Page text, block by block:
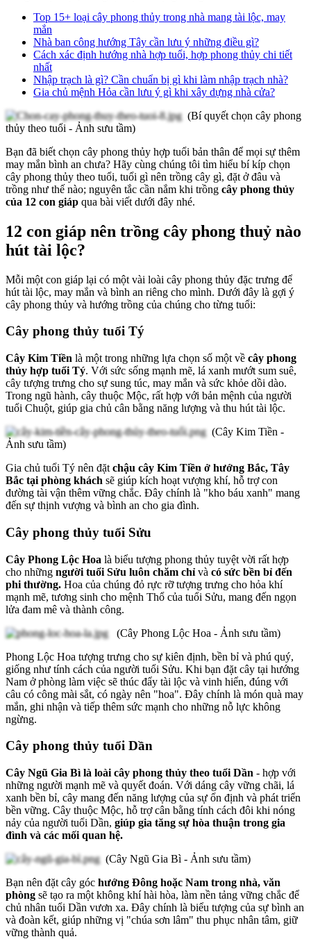
Top 15+ loại cây phong thủy trong nhà mang tài lộc, may
mắn
Nhà ban công hướng Tây cần lưu ý những điều gì?
Cách xác định hướng nhà hợp tuổi, hợp phong thủy chi tiết
nhất
Nhập trạch là gì? Cần chuẩn bị gì khi làm nhập trạch nhà?
Gia chủ mệnh Hỏa cần lưu ý gì khi xây dựng nhà cửa?
(Bí quyết chọn cây phong
thủy theo tuổi - Ảnh sưu tầm)
Bạn đã biết chọn cây phong thủy hợp tuổi bản thân để mọi sự thêm
may mắn bình an chưa? Hãy cùng chúng tôi tìm hiểu bí kíp chọn
cây phong thủy theo tuổi, tuổi gì nên trồng cây gì, đặt ở đâu và
trồng như thế nào; nguyên tắc cần nắm khi trồng cây phong thủy
của 12 con giáp qua bài viết dưới đây nhé.
12 con giáp nên trồng cây phong thuỷ nào
hút tài lộc?
Mỗi một con giáp lại có một vài loài cây phong thủy đặc trưng để
hút tài lộc, may mắn và bình an riêng cho mình. Dưới đây là gợi ý
cây phong thủy và hướng trồng của chúng cho từng tuổi:
Cây phong thủy tuổi Tý
Cây Kim Tiền là một trong những lựa chọn số một về cây phong
thủy hợp tuổi Tý. Với sức sống mạnh mẽ, lá xanh mướt sum suê,
cây tượng trưng cho sự sung túc, may mắn và sức khỏe dồi dào.
Trong ngũ hành, cây thuộc Mộc, rất hợp với bản mệnh của người
tuổi Chuột, giúp gia chủ cân bằng năng lượng và thu hút tài lộc.
(Cây Kim Tiền -
Ảnh sưu tầm)
Gia chủ tuổi Tý nên đặt chậu cây Kim Tiền ở hướng Bắc, Tây
Bắc tại phòng khách sẽ giúp kích hoạt vượng khí, hỗ trợ con
đường tài vận thêm vững chắc. Đây chính là "kho báu xanh" mang
đến sự thịnh vượng và bình an cho gia đình.
Cây phong thủy tuổi Sửu
Cây Phong Lộc Hoa là biểu tượng phong thủy tuyệt vời rất hợp
cho những người tuổi Sửu luôn chăm chỉ và có sức bền bỉ đến
phi thường. Hoa của chúng đỏ rực rỡ tượng trưng cho hỏa khí
mạnh mẽ, tương sinh cho mệnh Thổ của tuổi Sửu, mang đến ngọn
lửa đam mê và thành công.
(Cây Phong Lộc Hoa - Ảnh sưu tầm)
Phong Lộc Hoa tượng trưng cho sự kiên định, bền bỉ và phú quý,
giống như tính cách của người tuổi Sửu. Khi bạn đặt cây tại hướng
Nam ở phòng làm việc sẽ thúc đẩy tài lộc và vinh hiển, đúng với
câu có công mài sắt, có ngày nên "hoa". Đây chính là món quà may
mắn, ghi nhận và tiếp thêm sức mạnh cho những nỗ lực không
ngừng.
Cây phong thủy tuổi Dần
Cây Ngũ Gia Bì là loài cây phong thủy theo tuổi Dần - hợp với
những người mạnh mẽ và quyết đoán. Với dáng cây vững chãi, lá
xanh bền bỉ, cây mang đến năng lượng của sự ổn định và phát triển
bền vững. Cây thuộc Mộc, hỗ trợ cân bằng tính cách đôi khi nóng
nảy của người tuổi Dần, giúp gia tăng sự hòa thuận trong gia
đình và các mối quan hệ.
(Cây Ngũ Gia Bì - Ảnh sưu tầm)
Bạn nên đặt cây góc hướng Đông hoặc Nam trong nhà, văn
phòng sẽ tạo ra một không khí hài hòa, làm nền tảng vững chắc để
chủ nhân tuổi Dần vươn xa. Đây chính là biểu tượng của sự bình an
và đoàn kết, giúp những vị "chúa sơn lâm" thu phục nhân tâm, giữ
vững thành quả.